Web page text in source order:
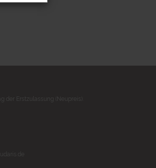
Erstzulassung (Neupreis).